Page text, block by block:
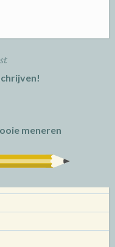
meneren